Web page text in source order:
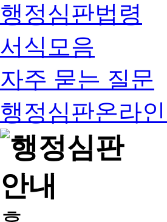
행정심판법령
서식모음
자주 묻는 질문
행정심판온라